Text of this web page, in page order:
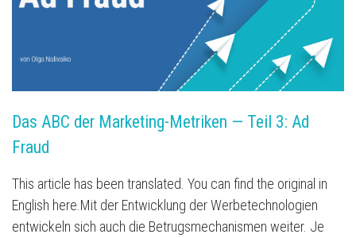
Das ABC der Marketing-Metriken — Teil 3: Ad
Fraud
This article has been translated. You can find the original in
English here.Mit der Entwicklung der Werbetechnologien
entwickeln sich auch die Betrugsmechanismen weiter. Je